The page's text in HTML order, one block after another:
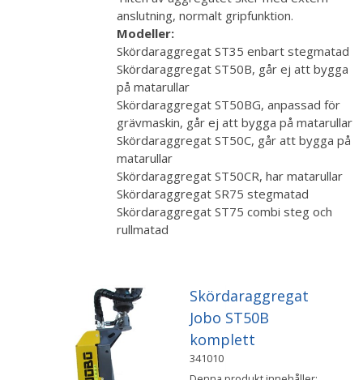
anslutning, normalt gripfunktion.
Modeller:
Skördaraggregat ST35 enbart stegmatad
Skördaraggregat ST50B, går ej att bygga
på matarullar
Skördaraggregat ST50BG, anpassad för
grävmaskin, går ej att bygga på matarullar
Skördaraggregat ST50C, går att bygga på
matarullar
Skördaraggregat ST50CR, har matarullar
Skördaraggregat SR75 stegmatad
Skördaraggregat ST75 combi steg och
rullmatad
Skördaraggregat
Jobo ST50B
komplett
341010